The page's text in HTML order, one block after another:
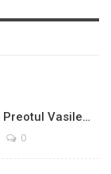
Preotul Vasile…
0